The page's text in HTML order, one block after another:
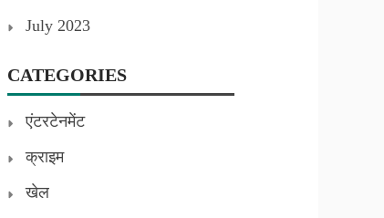
July 2023
CATEGORIES
एंटरटेनमेंट
क्राइम
खेल